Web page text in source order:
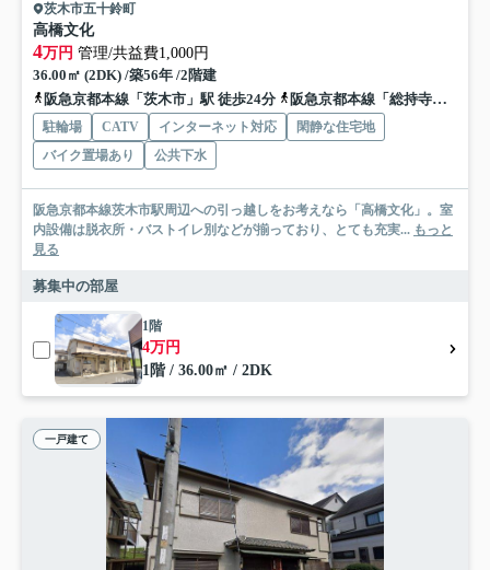
茨木市五十鈴町
高橋文化
4万円 管理/共益費1,000円
36.00㎡ (2DK) /築56年 /2階建
阪急京都本線「茨木市」駅 徒歩24分
阪急京都本線「総持寺」駅 徒歩26分
駐輪場 CATV インターネット対応
閑静な住宅地
バイク置場あり
公共下水
阪急京都本線茨木市駅周辺への引っ越しをお考えなら「高橋文化」。室
内設備は脱衣所・バストイレ別などが揃っており、とても充実... もっと
見る
募集中の部屋
1階
4万円
1階 / 36.00㎡ / 2DK
一戸建て